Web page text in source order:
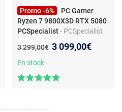
Promo -6%
PC Gamer
Ryzen 7 9800X3D RTX 5080
PCSpecialist - PCSpecialist
Ryzen 7 9800X3D 5.20 GHz
8-Core, 32 Go DDR5 RAM, 16
M.2 SSD, Windows 11
Ancien prix :
3 299,00€ Nouveau prix :
3 099,00€
En stock